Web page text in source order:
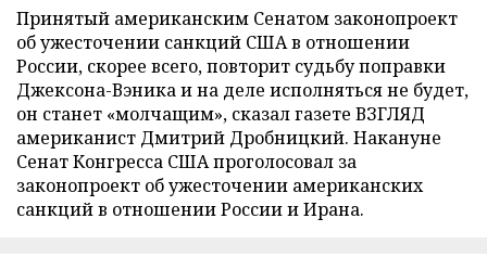
Принятый американским Сенатом законопроект
об ужесточении санкций США в отношении
России, скорее всего, повторит судьбу поправки
Джексона-Вэника и на деле исполняться не будет,
он станет «молчащим», сказал газете ВЗГЛЯД
американист Дмитрий Дробницкий. Накануне
Сенат Конгресса США проголосовал за
законопроект об ужесточении американских
санкций в отношении России и Ирана.